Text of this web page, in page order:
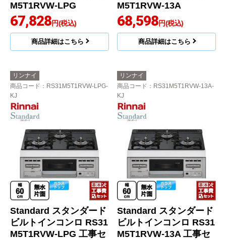
M5T1RVW-LPG
67,828円(税込)
商品詳細はこちら
M5T1RVW-13A
68,598円(税込)
商品詳細はこちら
リンナイ
商品コード ：RS31M5T1RVW-LPG-
KJ
Standard スタンダード
ビルトインコンロ RS31
M5T1RVW-LPG 工事セ
リンナイ
商品コード ：RS31M5T1RVW-13A-
KJ
Standard スタンダード
ビルトインコンロ RS31
M5T1RVW-13A 工事セ